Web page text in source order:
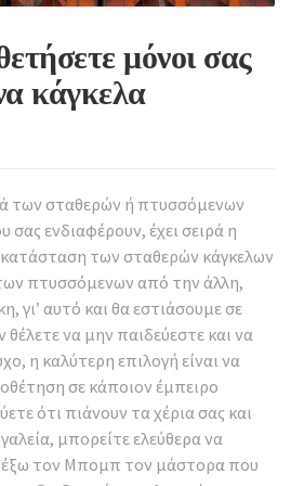
μόνοι σας
κάγκελα
των σταθερών ή πτυσσόμενων
σας ενδιαφέρουν, έχει σειρά η
των σταθερών κάγκελων
πτυσσόμενων από την άλλη,
γι’ αυτό και θα εστιάσουμε σε
θέλετε να μην παιδεύεστε και να
η καλύτερη επιλογή είναι να
σε κάποιον έμπειρο
ότι πιάνουν τα χέρια σας και
μπορείτε ελεύθερα να
έξω τον Μπομπ τον μάστορα που